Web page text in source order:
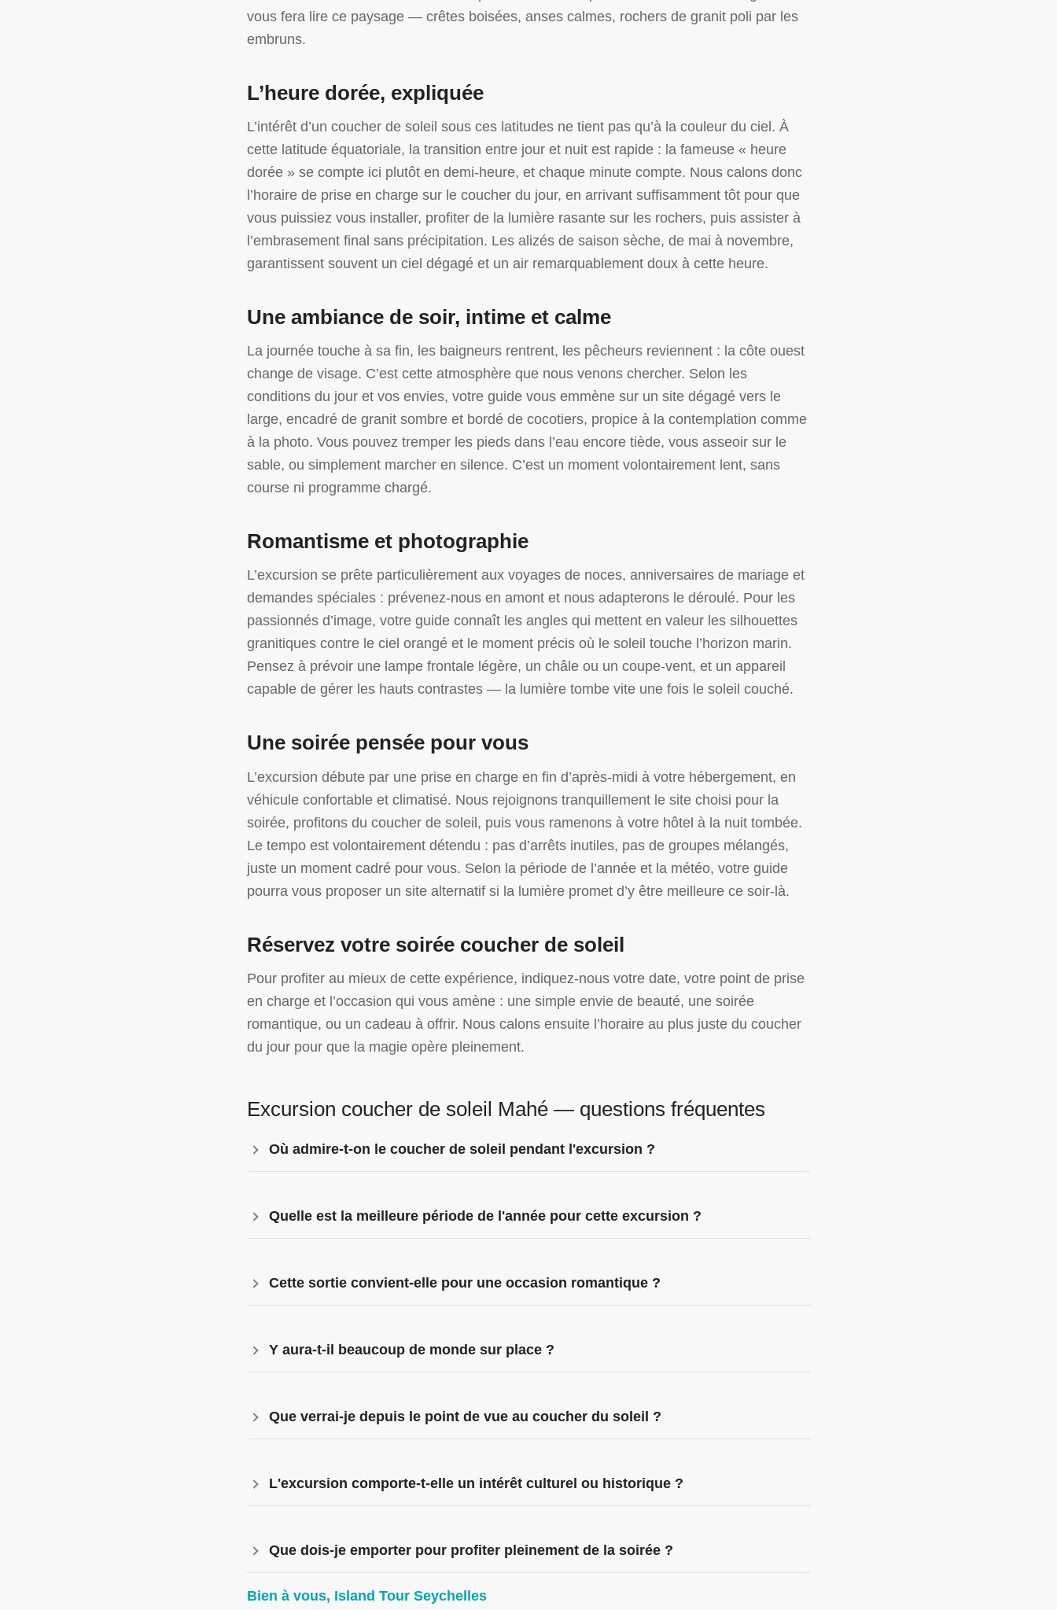
vous fera lire ce paysage — crêtes boisées, anses calmes, rochers de granit poli par les
embruns.
L’heure dorée, expliquée
L’intérêt d’un coucher de soleil sous ces latitudes ne tient pas qu’à la couleur du ciel. À
cette latitude équatoriale, la transition entre jour et nuit est rapide : la fameuse « heure
dorée » se compte ici plutôt en demi-heure, et chaque minute compte. Nous calons donc
l’horaire de prise en charge sur le coucher du jour, en arrivant suffisamment tôt pour que
vous puissiez vous installer, profiter de la lumière rasante sur les rochers, puis assister à
l’embrasement final sans précipitation. Les alizés de saison sèche, de mai à novembre,
garantissent souvent un ciel dégagé et un air remarquablement doux à cette heure.
Une ambiance de soir, intime et calme
La journée touche à sa fin, les baigneurs rentrent, les pêcheurs reviennent : la côte ouest
change de visage. C’est cette atmosphère que nous venons chercher. Selon les
conditions du jour et vos envies, votre guide vous emmène sur un site dégagé vers le
large, encadré de granit sombre et bordé de cocotiers, propice à la contemplation comme
à la photo. Vous pouvez tremper les pieds dans l’eau encore tiède, vous asseoir sur le
sable, ou simplement marcher en silence. C’est un moment volontairement lent, sans
course ni programme chargé.
Romantisme et photographie
L’excursion se prête particulièrement aux voyages de noces, anniversaires de mariage et
demandes spéciales : prévenez-nous en amont et nous adapterons le déroulé. Pour les
passionnés d’image, votre guide connaît les angles qui mettent en valeur les silhouettes
granitiques contre le ciel orangé et le moment précis où le soleil touche l’horizon marin.
Pensez à prévoir une lampe frontale légère, un châle ou un coupe-vent, et un appareil
capable de gérer les hauts contrastes — la lumière tombe vite une fois le soleil couché.
Une soirée pensée pour vous
L’excursion débute par une prise en charge en fin d’après-midi à votre hébergement, en
véhicule confortable et climatisé. Nous rejoignons tranquillement le site choisi pour la
soirée, profitons du coucher de soleil, puis vous ramenons à votre hôtel à la nuit tombée.
Le tempo est volontairement détendu : pas d’arrêts inutiles, pas de groupes mélangés,
juste un moment cadré pour vous. Selon la période de l’année et la météo, votre guide
pourra vous proposer un site alternatif si la lumière promet d’y être meilleure ce soir-là.
Réservez votre soirée coucher de soleil
Pour profiter au mieux de cette expérience, indiquez-nous votre date, votre point de prise
en charge et l’occasion qui vous amène : une simple envie de beauté, une soirée
romantique, ou un cadeau à offrir. Nous calons ensuite l’horaire au plus juste du coucher
du jour pour que la magie opère pleinement.
Excursion coucher de soleil Mahé — questions fréquentes
Où admire-t-on le coucher de soleil pendant l'excursion ?
Quelle est la meilleure période de l'année pour cette excursion ?
Cette sortie convient-elle pour une occasion romantique ?
Y aura-t-il beaucoup de monde sur place ?
Que verrai-je depuis le point de vue au coucher du soleil ?
L'excursion comporte-t-elle un intérêt culturel ou historique ?
Que dois-je emporter pour profiter pleinement de la soirée ?
Bien à vous, Island Tour Seychelles